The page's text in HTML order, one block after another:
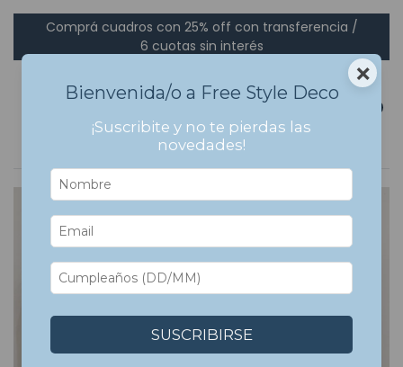
Comprá cuadros con 25% off con transferencia /
6 cuotas sin interés
×
Bienvenida/o a Free Style Deco
¡Suscribite y no te pierdas las
novedades!
SUSCRIBIRSE